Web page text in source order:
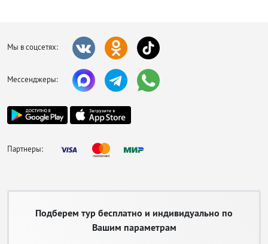
Мы в соцсетях:
Мессенджеры:
Партнеры:
Подберем тур бесплатно и индивидуально по
Вашим параметрам